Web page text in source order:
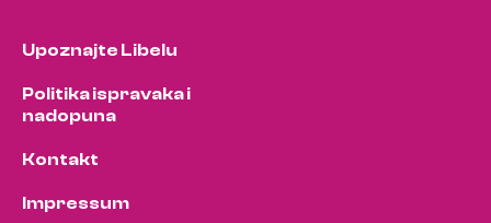
Upoznajte Libelu
Politika ispravaka i
nadopuna
Kontakt
Impressum